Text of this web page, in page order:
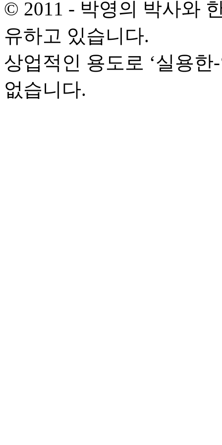
© 2011 - 박영의 박사와
유하고 있습니다.
상업적인 용도로 ‘실용
없습니다.